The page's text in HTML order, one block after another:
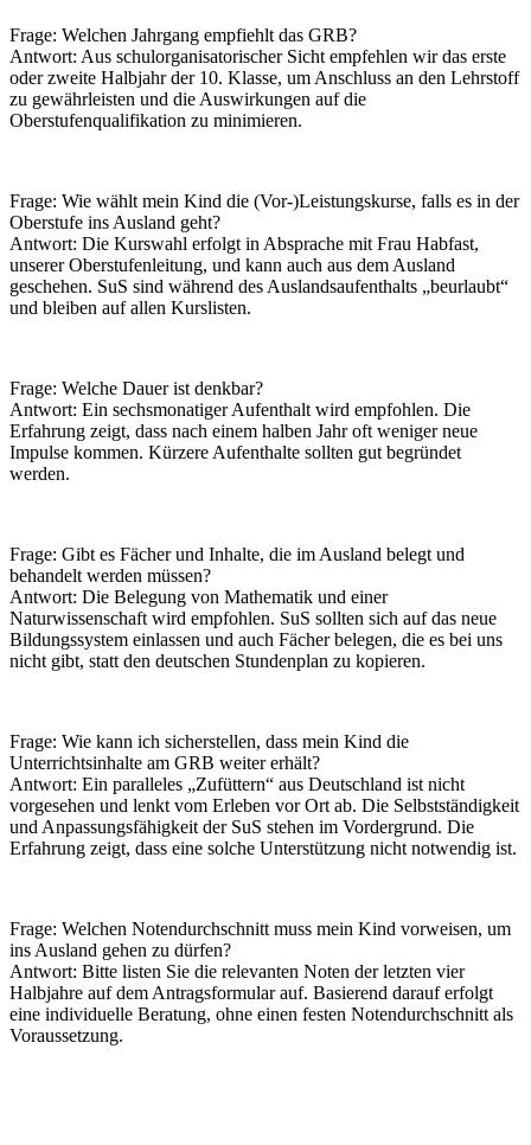
Frage: Welchen Jahrgang empfiehlt das GRB?
Antwort: Aus schulorganisatorischer Sicht empfehlen wir das erste
oder zweite Halbjahr der 10. Klasse, um Anschluss an den Lehrstoff
zu gewährleisten und die Auswirkungen auf die
Oberstufenqualifikation zu minimieren.
Frage: Wie wählt mein Kind die (Vor-)Leistungskurse, falls es in der
Oberstufe ins Ausland geht?
Antwort: Die Kurswahl erfolgt in Absprache mit Frau Habfast,
unserer Oberstufenleitung, und kann auch aus dem Ausland
geschehen. SuS sind während des Auslandsaufenthalts „beurlaubt“
und bleiben auf allen Kurslisten.
Frage: Welche Dauer ist denkbar?
Antwort: Ein sechsmonatiger Aufenthalt wird empfohlen. Die
Erfahrung zeigt, dass nach einem halben Jahr oft weniger neue
Impulse kommen. Kürzere Aufenthalte sollten gut begründet
werden.
Frage: Gibt es Fächer und Inhalte, die im Ausland belegt und
behandelt werden müssen?
Antwort: Die Belegung von Mathematik und einer
Naturwissenschaft wird empfohlen. SuS sollten sich auf das neue
Bildungssystem einlassen und auch Fächer belegen, die es bei uns
nicht gibt, statt den deutschen Stundenplan zu kopieren.
Frage: Wie kann ich sicherstellen, dass mein Kind die
Unterrichtsinhalte am GRB weiter erhält?
Antwort: Ein paralleles „Zufüttern“ aus Deutschland ist nicht
vorgesehen und lenkt vom Erleben vor Ort ab. Die Selbstständigkeit
und Anpassungsfähigkeit der SuS stehen im Vordergrund. Die
Erfahrung zeigt, dass eine solche Unterstützung nicht notwendig ist.
Frage: Welchen Notendurchschnitt muss mein Kind vorweisen, um
ins Ausland gehen zu dürfen?
Antwort: Bitte listen Sie die relevanten Noten der letzten vier
Halbjahre auf dem Antragsformular auf. Basierend darauf erfolgt
eine individuelle Beratung, ohne einen festen Notendurchschnitt als
Voraussetzung.